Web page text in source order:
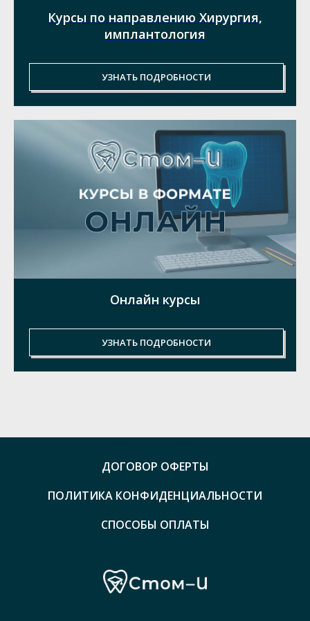
Курсы по направлению Хирургия,
имплантология
УЗНАТЬ ПОДРОБНОСТИ
Онлайн курсы
УЗНАТЬ ПОДРОБНОСТИ
ДОГОВОР ОФЕРТЫ
ПОЛИТИКА КОНФИДЕНЦИАЛЬНОСТИ
СПОСОБЫ ОПЛАТЫ